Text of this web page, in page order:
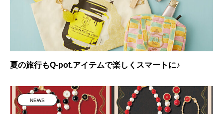
夏の旅行もQ-pot.アイテムで楽しくスマートに♪
NEWS